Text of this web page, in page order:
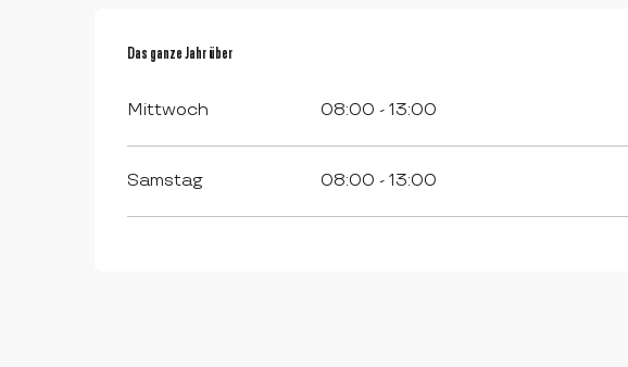
Das ganze Jahr über
Das ganze Jahr über
Mittwoch 08:00 - 13:00
Samstag 08:00 - 13:00